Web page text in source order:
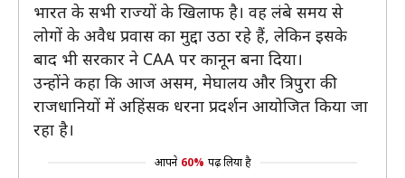
भारत के सभी राज्यों के खिलाफ है। वह लंबे समय से
लोगों के अवैध प्रवास का मुद्दा उठा रहे हैं, लेकिन इसके
बाद भी सरकार ने CAA पर कानून बना दिया।
उन्होंने कहा कि आज असम, मेघालय और त्रिपुरा की
राजधानियों में अहिंसक धरना प्रदर्शन आयोजित किया जा
रहा है।
आपने 60% पढ़ लिया है